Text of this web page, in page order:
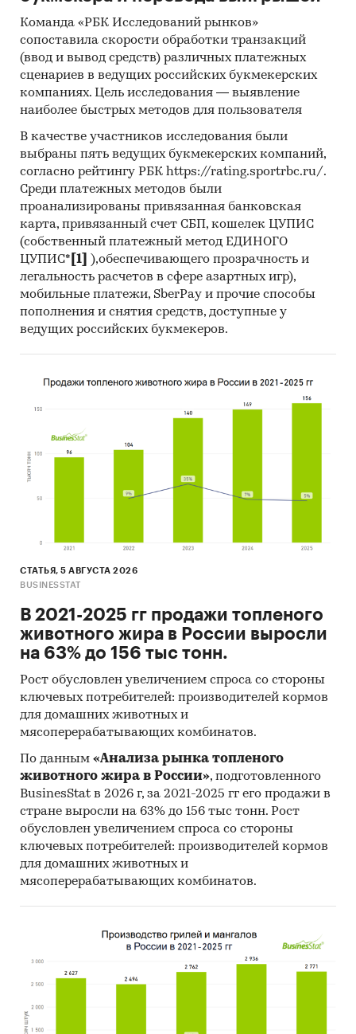
Источники информации:
Базы данных государственных органов
статистики
Базы данных Федеральной налоговой
службы
Таможенная статистика
Официальные интернет-порталы правовой
информации
Открытые источники (сайты, порталы)
Отчетность эмитентов
Сайты компаний
Архивы СМИ
Региональные и федеральные СМИ
Инсайдерские источники
Специализированные аналитические
порталы
Методы:
Кабинетное исследование. Поиск и анализ
аналитика
Прогноз ГидМаркет. Современные
поправкой на мнение экспертов.
Категории: Потребительские товары / ... /
Уход за растениями / Удобрения
Россия
Импортозамещение
Фунгициды
Команда «РБК Исследований рынков»
сопоставила скорости обработки транзакций
(ввод и вывод средств) различных платежных
сценариев в ведущих российских букмекерских
компаниях. Цель исследования — выявление
наиболее быстрых методов для пользователя
В качестве участников исследования были
выбраны пять ведущих букмекерских компаний,
согласно рейтингу РБК https://rating.sportrbc.ru/.
Среди платежных методов были
проанализированы привязанная банковская
карта, привязанный счет СБП, кошелек ЦУПИС
(собственный платежный метод ЕДИНОГО
ЦУПИС* [1]
),обеспечивающего прозрачность и
легальность расчетов в сфере азартных игр),
мобильные платежи, SberPay и прочие способы
пополнения и снятия средств, доступные у
ведущих российских букмекеров.
СТАТЬЯ, 5 АВГУСТА 2026
BUSINESSTAT
В 2021-2025 гг продажи топленого
животного жира в России выросли
на 63% до 156 тыс тонн.
Рост обусловлен увеличением спроса со стороны
ключевых потребителей: производителей кормов
для домашних животных и
мясоперерабатывающих комбинатов.
По данным «Анализа рынка топленого
животного жира в России», подготовленного
BusinesStat в 2026 г, за 2021-2025 гг его продажи в
стране выросли на 63% до 156 тыс тонн. Рост
обусловлен увеличением спроса со стороны
ключевых потребителей: производителей кормов
для домашних животных и
мясоперерабатывающих комбинатов.